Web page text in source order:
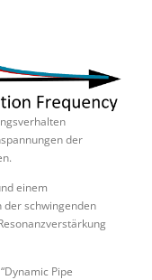
der
einem
der schwingenden
Pipe